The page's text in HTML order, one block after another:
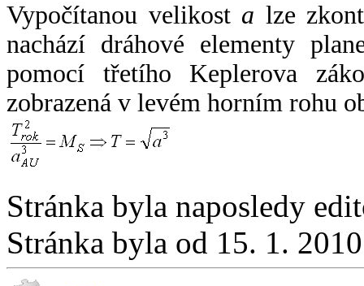
Vypočítanou velikost a lze
nachází dráhové elementy
pomocí třetího Keplerova
zobrazená v levém horním rohu
Stránka byla naposledy
Stránka byla od 15. 1.